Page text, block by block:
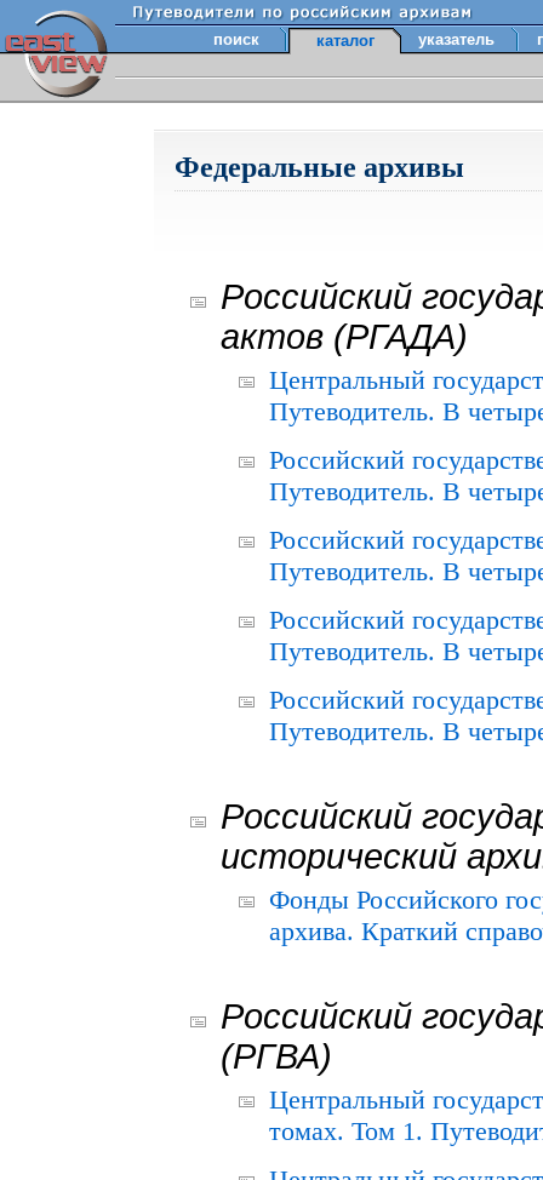
поиск каталог указатель
Федеральные архивы
Российский
актов (РГАДА)
Центральный
Путеводитель. В
Российский
Путеводитель. В
Российский
Путеводитель. В
Российский
Путеводитель. В
Российский
Путеводитель. В
Российский
исторический
Фонды Российского
архива. Краткий
Российский
(РГВА)
Центральный
томах. Том 1.